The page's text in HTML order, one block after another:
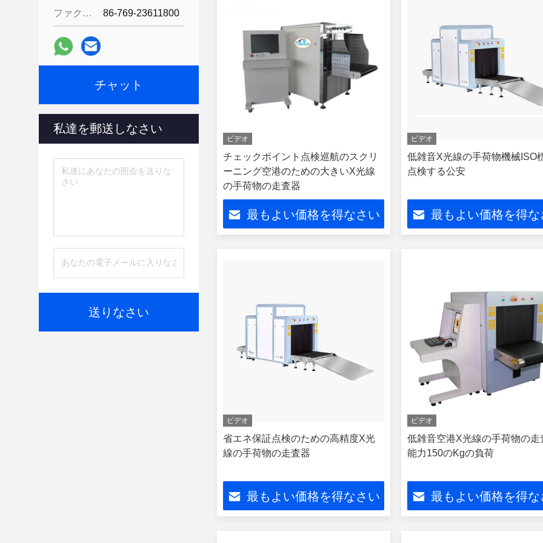
ファクシミリ: 86-769-23611800
チャット
私達を郵送しなさい
送りなさい
ビデオ
チェックポイント点検巡航のスクリ
ーニング空港のための大きいX光線
の手荷物の走査器
最もよい価格を得なさい
ビデオ
低雑音X光線の手荷物機械ISO
点検する公安
最もよい価格を得な
ビデオ
省エネ保証点検のための高精度X光
線の手荷物の走査器
最もよい価格を得なさい
ビデオ
低雑音空港X光線の手荷物の走
能力150のKgの負荷
最もよい価格を得な